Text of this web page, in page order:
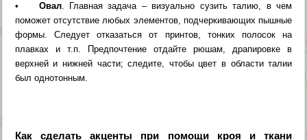
• Овал. Главная задача – визуально сузить талию, в чем
поможет отсутствие любых элементов, подчеркивающих пышные
формы. Следует отказаться от принтов, тонких полосок на
плавках и т.п. Предпочтение отдайте рюшам, драпировке в
верхней и нижней части; следите, чтобы цвет в области талии
был однотонным.
Как сделать акценты при помощи кроя и ткани